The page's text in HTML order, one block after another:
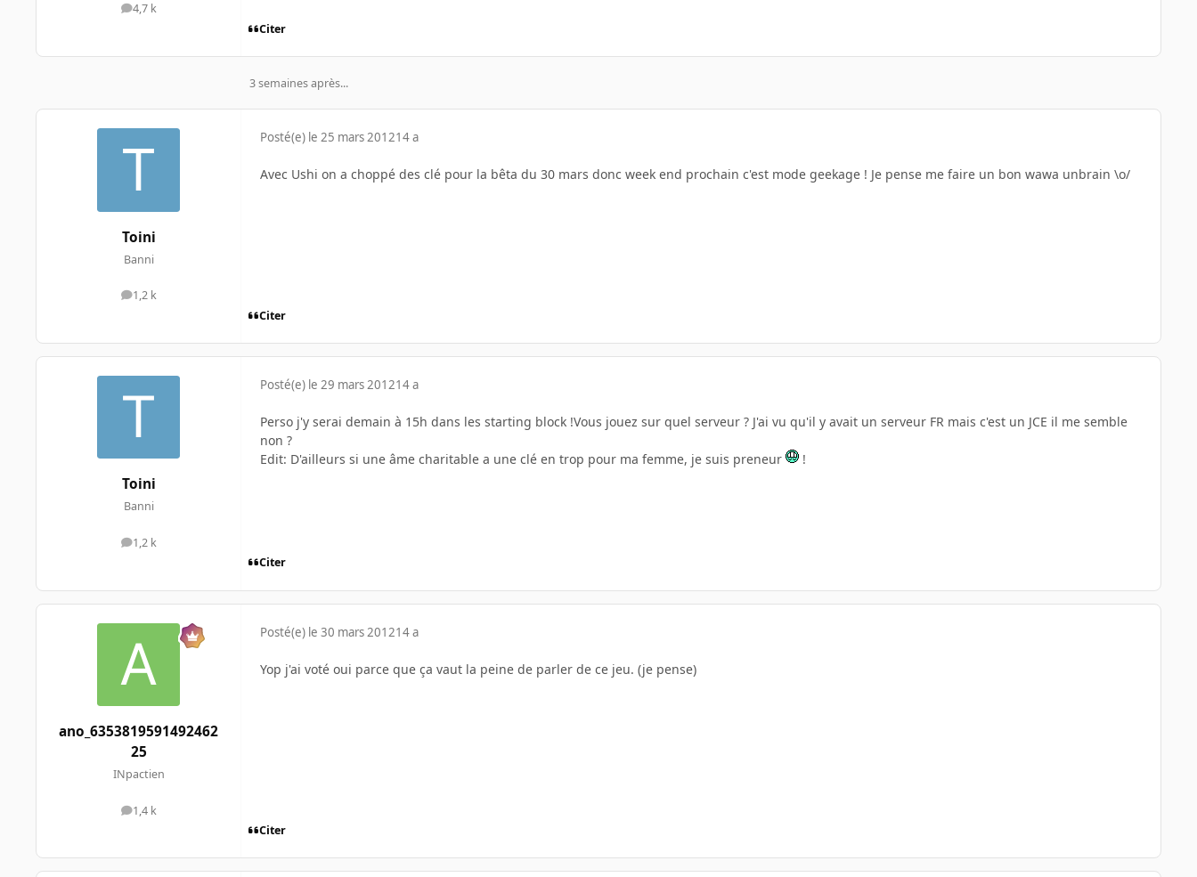
4,7 k
messages
Citer
3 semaines après...
Toini
Banni
1,2 k
messages
Posté(e) le 25 mars 201214 a
Avec Ushi on a choppé des clé pour la bêta du 30 mars donc week end prochain c'est mode geekage ! Je pense me faire un bon wawa unbrain \o/
Citer
Toini
Banni
1,2 k
messages
Posté(e) le 29 mars 201214 a
Perso j'y serai demain à 15h dans les starting block !Vous jouez sur quel serveur ? J'ai vu qu'il y avait un serveur FR mais c'est un JCE il me semble
non ?
Edit: D'ailleurs si une âme charitable a une clé en trop pour ma femme, je suis preneur
!
Citer
ano_6353819591492462
25
INpactien
1,4 k
messages
Posté(e) le 30 mars 201214 a
Yop j'ai voté oui parce que ça vaut la peine de parler de ce jeu. (je pense)
Citer